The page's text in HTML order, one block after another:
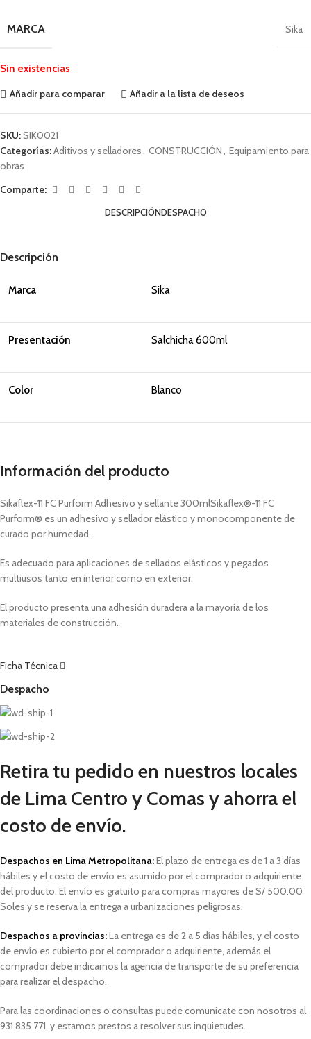
MARCA Sika
Sin existencias
Añadir para comparar Añadir a la lista de deseos
SKU:SIK0021
Categorías:Aditivos y selladores CONSTRUCCIÓN
Equipamiento para
obras
Comparte:
DESCRIPCIÓNDESPACHO
Descripción
Marca Sika
Presentación Salchicha 600ml
Color Blanco
Información del producto
Sikaflex-11 FC Purform Adhesivo y sellante 300mlSikaflex®-11 FC
Purform® es un adhesivo y sellador elástico y monocomponente de
curado por humedad.
Es adecuado para aplicaciones de sellados elásticos y pegados
multiusos tanto en interior como en exterior.
El producto presenta una adhesión duradera a la mayoría de los
materiales de construcción.
Ficha Técnica
Despacho
Retira tu pedido en nuestros locales
de Lima Centro y Comas y ahorra el
costo de envío.
Despachos en Lima Metropolitana:El plazo de entrega es de 1 a 3 días
hábiles y el costo de envío es asumido por el comprador o adquiriente
del producto. El envío es gratuito para compras mayores de S/ 500.00
Soles yse reserva la entrega a urbanizaciones peligrosas.
Despachos a provincias:La entrega es de 2 a 5 días hábiles, y el costo
de envío es cubierto por el comprador o adquiriente, además el
comprador debe indicarnos la agencia de transporte de su preferencia
para realizar el despacho.
Para las coordinaciones o consultas puede comunícate con nosotros al
931 835 771, y estamos prestos a resolver sus inquietudes.